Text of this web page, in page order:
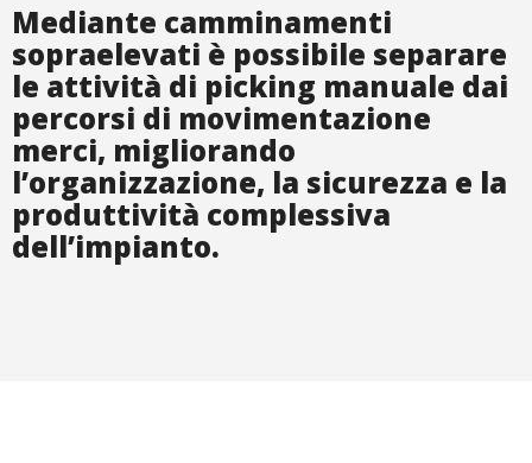
Mediante camminamenti
sopraelevati è possibile separare
le attività di picking manuale dai
percorsi di movimentazione
merci, migliorando
l’organizzazione, la sicurezza e la
produttività complessiva
dell’impianto.